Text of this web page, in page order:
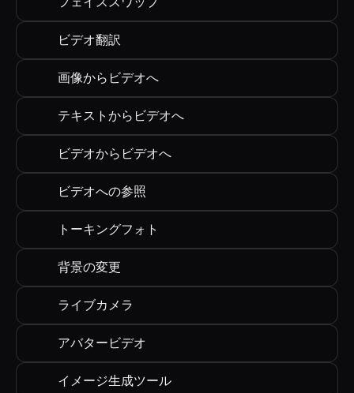
ビデオ翻訳
画像からビデオへ
テキストからビデオへ
ビデオからビデオへ
ビデオへの参照
トーキングフォト
背景の変更
ライブカメラ
アバタービデオ
イメージ生成ツール